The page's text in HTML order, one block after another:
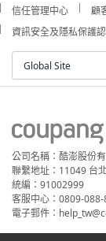
信任管理中心
顧
資訊安全及隱私保護
Global Site
公司名稱：酷澎股份
聯繫地址：11049 台
統編：91002999
客服中心：0809-
電子郵件：